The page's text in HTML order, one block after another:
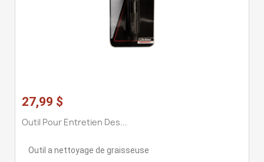
27,99 $
Outil Pour Entretien Des...
Outil a nettoyage de graisseuse